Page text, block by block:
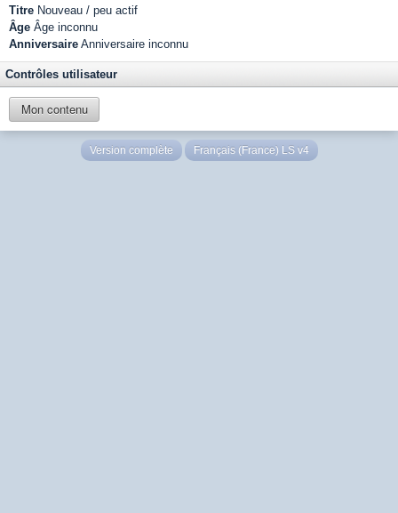
Titre Nouveau / peu actif
Âge Âge inconnu
Anniversaire Anniversaire inconnu
Contrôles utilisateur
Mon contenu
Version complète Français (France) LS v4